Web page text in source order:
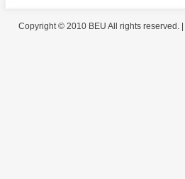
Copyright © 2010 BEU All rights reserved. |